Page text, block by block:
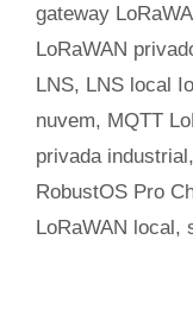
gateway
LoRaWAN
LNS, LNS local
nuvem, MQTT
privada industrial,
RobustOS Pro
LoRaWAN local,